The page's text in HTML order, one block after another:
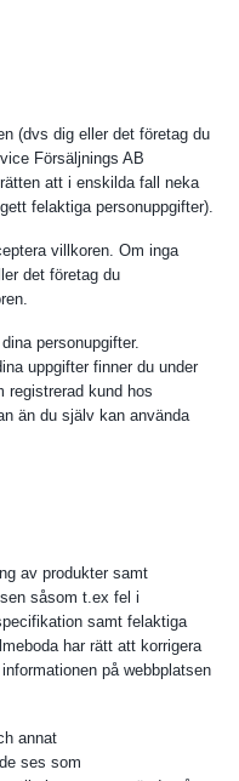
(dvs dig eller det företag du
Försäljnings AB
att i enskilda fall neka
felaktiga personuppgifter).
villkoren. Om inga
det företag du
personupgifter.
uppgifter finner du under
registrerad kund hos
än du själv kan använda
av produkter samt
såsom t.ex fel i
samt felaktiga
har rätt att korrigera
på webbplatsen
annat
ses som